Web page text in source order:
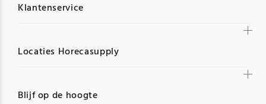
Blijf op de hoogte
Klantenservice
Locaties Horecasupply